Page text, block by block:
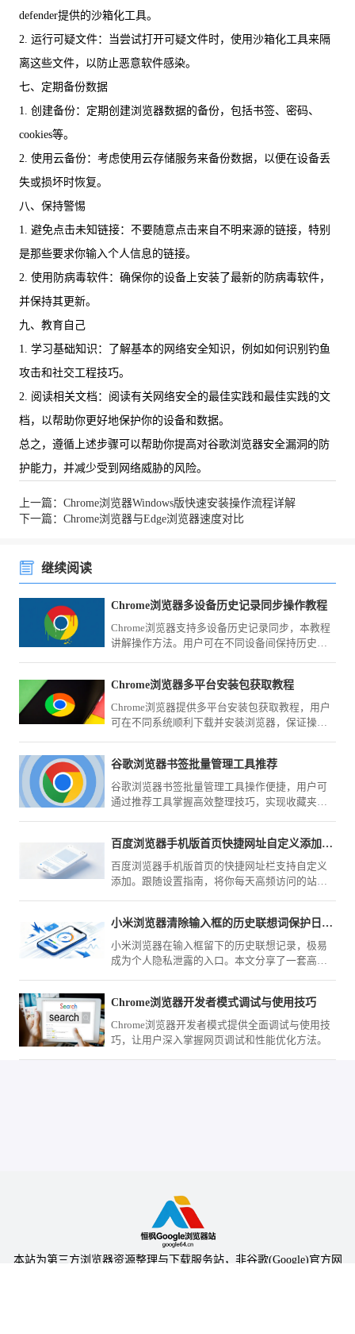
defender提供的沙箱化工具。
2. 运行可疑文件：当尝试打开可疑文件时，使用沙箱化工具来隔
离这些文件，以防止恶意软件感染。
七、定期备份数据
1. 创建备份：定期创建浏览器数据的备份，包括书签、密码、
cookies等。
2. 使用云备份：考虑使用云存储服务来备份数据，以便在设备丢
失或损坏时恢复。
八、保持警惕
1. 避免点击未知链接：不要随意点击来自不明来源的链接，特别
是那些要求你输入个人信息的链接。
2. 使用防病毒软件：确保你的设备上安装了最新的防病毒软件，
并保持其更新。
九、教育自己
1. 学习基础知识：了解基本的网络安全知识，例如如何识别钓鱼
攻击和社交工程技巧。
2. 阅读相关文档：阅读有关网络安全的最佳实践和最佳实践的文
档，以帮助你更好地保护你的设备和数据。
总之，遵循上述步骤可以帮助你提高对谷歌浏览器安全漏洞的防
护能力，并减少受到网络威胁的风险。
上一篇：Chrome浏览器Windows版快速安装操作流程详解
下一篇：Chrome浏览器与Edge浏览器速度对比
继续阅读
Chrome浏览器多设备历史记录同步操作教程
Chrome浏览器支持多设备历史记录同步，本教程
讲解操作方法。用户可在不同设备间保持历史记
Chrome浏览器多平台安装包获取教程
Chrome浏览器提供多平台安装包获取教程，用户
可在不同系统顺利下载并安装浏览器，保证操作
谷歌浏览器书签批量管理工具推荐
谷歌浏览器书签批量管理工具操作便捷，用户可
通过推荐工具掌握高效整理技巧，实现收藏夹分
百度浏览器手机版首页快捷网址自定义添加常用站点
百度浏览器手机版首页的快捷网址栏支持自定义
添加。跟随设置指南，将你每天高频访问的站点
小米浏览器清除输入框的历史联想词保护日常输入框隐私
小米浏览器在输入框留下的历史联想记录，极易
成为个人隐私泄露的入口。本文分享了一套高效
Chrome浏览器开发者模式调试与使用技巧
Chrome浏览器开发者模式提供全面调试与使用技
巧，让用户深入掌握网页调试和性能优化方法。
本站为第三方浏览器资源整理与下载服务站，非谷歌(Google)官方网